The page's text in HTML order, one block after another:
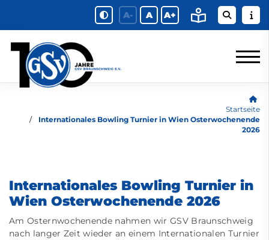
A- A A+
Startseite
Internationales Bowling Turnier in Wien Osterwochenende
2026
Internationales Bowling Turnier in
Wien Osterwochenende 2026
Am Osternwochenende nahmen wir GSV Braunschweig
nach langer Zeit wieder an einem Internationalen Turnier